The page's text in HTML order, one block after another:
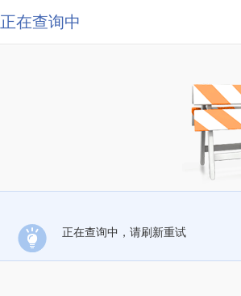
正在查询中
正在查询中，请刷新重试